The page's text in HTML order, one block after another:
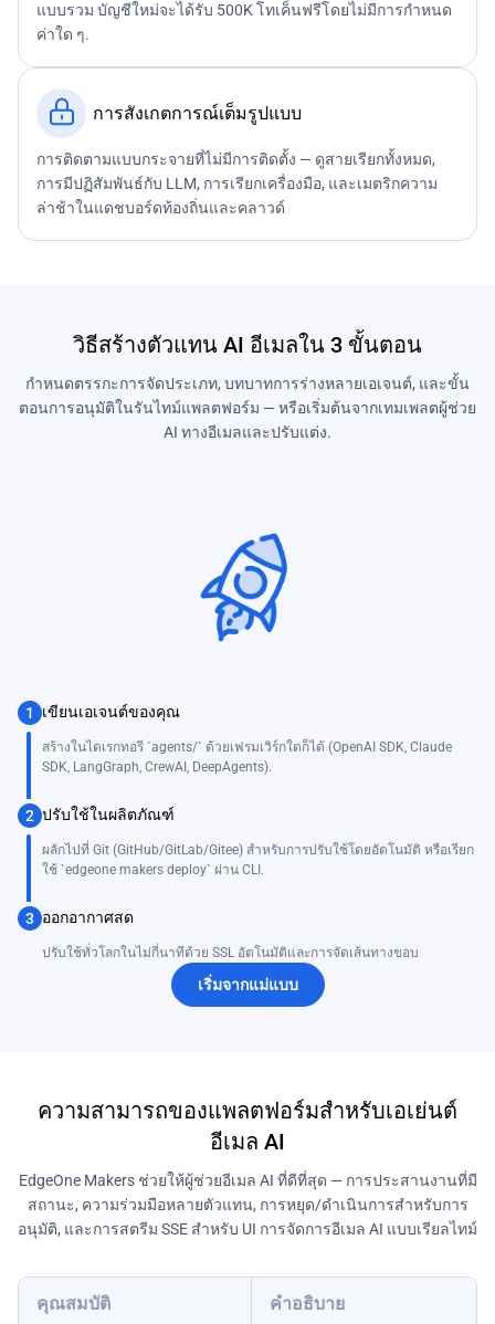
แบบรวม บัญชีใหม่จะได้รับ 500K โทเค็นฟรีโดยไม่มีการกำหนด
ค่าใด ๆ.
การสังเกตการณ์เต็มรูปแบบ
การติดตามแบบกระจายที่ไม่มีการติดตั้ง — ดูสายเรียกทั้งหมด,
การมีปฏิสัมพันธ์กับ LLM, การเรียกเครื่องมือ, และเมตริกความ
ล่าช้าในแดชบอร์ดท้องถิ่นและคลาวด์
วิธีสร้างตัวแทน AI อีเมลใน 3 ขั้นตอน
กำหนดตรรกะการจัดประเภท, บทบาทการร่างหลายเอเจนต์, และขั้น
ตอนการอนุมัติในรันไทม์แพลตฟอร์ม — หรือเริ่มต้นจากเทมเพลตผู้ช่วย
AI ทางอีเมลและปรับแต่ง.
1 เขียนเอเจนต์ของคุณ
สร้างในไดเรกทอรี `agents/` ด้วยเฟรมเวิร์กใดก็ได้ (OpenAI SDK, Claude
SDK, LangGraph, CrewAI, DeepAgents).
2 ปรับใช้ในผลิตภัณฑ์
ผลักไปที่ Git (GitHub/GitLab/Gitee) สำหรับการปรับใช้โดยอัตโนมัติ หรือเรียก
ใช้ `edgeone makers deploy` ผ่าน CLI.
3 ออกอากาศสด
ปรับใช้ทั่วโลกในไม่กี่นาทีด้วย SSL อัตโนมัติและการจัดเส้นทางขอบ
เริ่มจากแม่แบบ
ความสามารถของแพลตฟอร์มสำหรับเอเย่นต์
อีเมล AI
EdgeOne Makers ช่วยให้ผู้ช่วยอีเมล AI ที่ดีที่สุด — การประสานงานที่มี
สถานะ, ความร่วมมือหลายตัวแทน, การหยุด/ดำเนินการสำหรับการ
อนุมัติ, และการสตรีม SSE สำหรับ UI การจัดการอีเมล AI แบบเรียลไทม์
คุณสมบัติ คำอธิบาย